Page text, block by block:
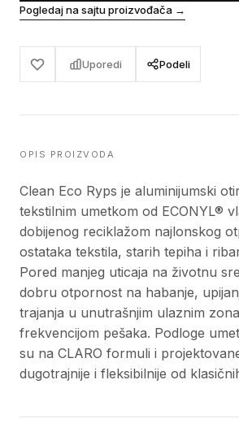
Pogledaj na sajtu proizvođača →
Uporedi Podeli
OPIS PROIZVODA
Clean Eco Ryps je aluminijumski
tekstilnim umetkom od ECONYL®
dobijenog reciklažom najlonskog
ostataka tekstila, starih tepiha i
Pored manjeg uticaja na životnu
dobru otpornost na habanje,
trajanja u unutrašnjim ulaznim
frekvencijom pešaka. Podloge
su na CLARO formuli i
dugotrajnije i fleksibilnije od